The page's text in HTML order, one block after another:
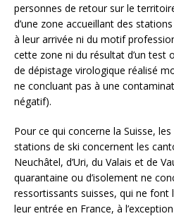
personnes de retour sur le
d’une zone accueillant des
à leur arrivée ni du motif
cette zone ni du résultat d’un test
de dépistage virologique réalisé
ne concluant pas à une
négatif).
Pour ce qui concerne la Suisse,
stations de ski concernent les
Neuchâtel, d’Uri, du Valais et de
quarantaine ou d’isolement ne
ressortissants suisses, qui ne font
leur entrée en France, à